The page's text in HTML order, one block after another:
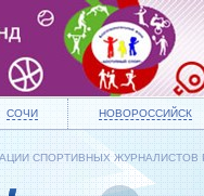
СОЧИ НОВОРОССИЙСК
СПОРТИВНЫХ ЖУРНАЛИСТОВ